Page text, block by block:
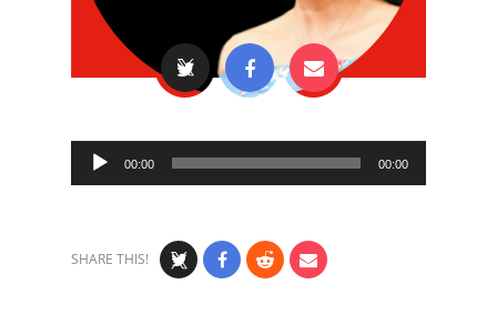
Audio
Player
00:00 00:00
SHARE THIS!